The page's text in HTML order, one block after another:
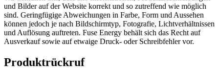
und Bilder auf der Website korrekt und so zutreffend wie möglich
sind. Geringfügige Abweichungen in Farbe, Form und Aussehen
können jedoch je nach Bildschirmtyp, Fotografie, Lichtverhältnissen
und Auflösung auftreten. Fuse Energy behält sich das Recht auf
Ausverkauf sowie auf etwaige Druck- oder Schreibfehler vor.
Produktrückruf